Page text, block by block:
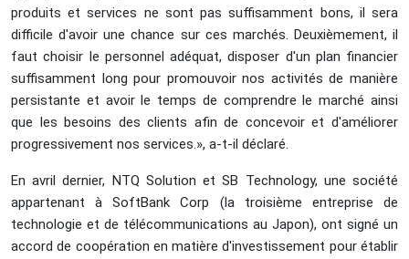
produits et services ne sont pas suffisamment bons, il sera
difficile d'avoir une chance sur ces marchés. Deuxièmement, il
faut choisir le personnel adéquat, disposer d'un plan financier
suffisamment long pour promouvoir nos activités de manière
persistante et avoir le temps de comprendre le marché ainsi
que les besoins des clients afin de concevoir et d'améliorer
progressivement nos services.», a-t-il déclaré.
En avril dernier, NTQ Solution et SB Technology, une société
appartenant à SoftBank Corp (la troisième entreprise de
technologie et de télécommunications au Japon), ont signé un
accord de coopération en matière d'investissement pour établir